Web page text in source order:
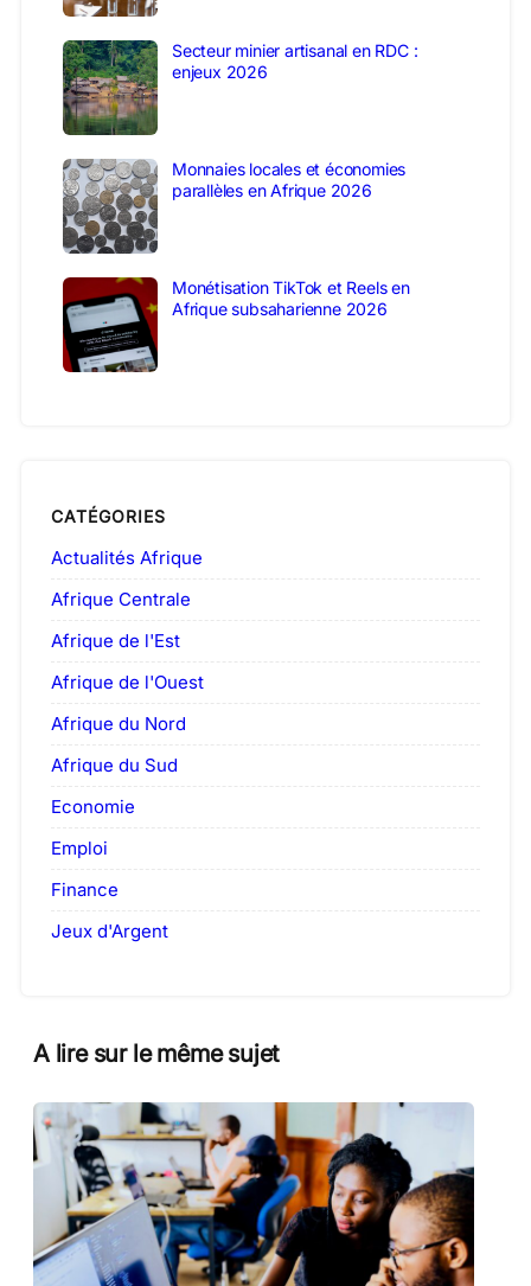
Secteur minier artisanal en RDC :
enjeux 2026
Monnaies locales et économies
parallèles en Afrique 2026
Monétisation TikTok et Reels en
Afrique subsaharienne 2026
CATÉGORIES
Actualités Afrique
Afrique Centrale
Afrique de l'Est
Afrique de l'Ouest
Afrique du Nord
Afrique du Sud
Economie
Emploi
Finance
Jeux d'Argent
A lire sur le même sujet